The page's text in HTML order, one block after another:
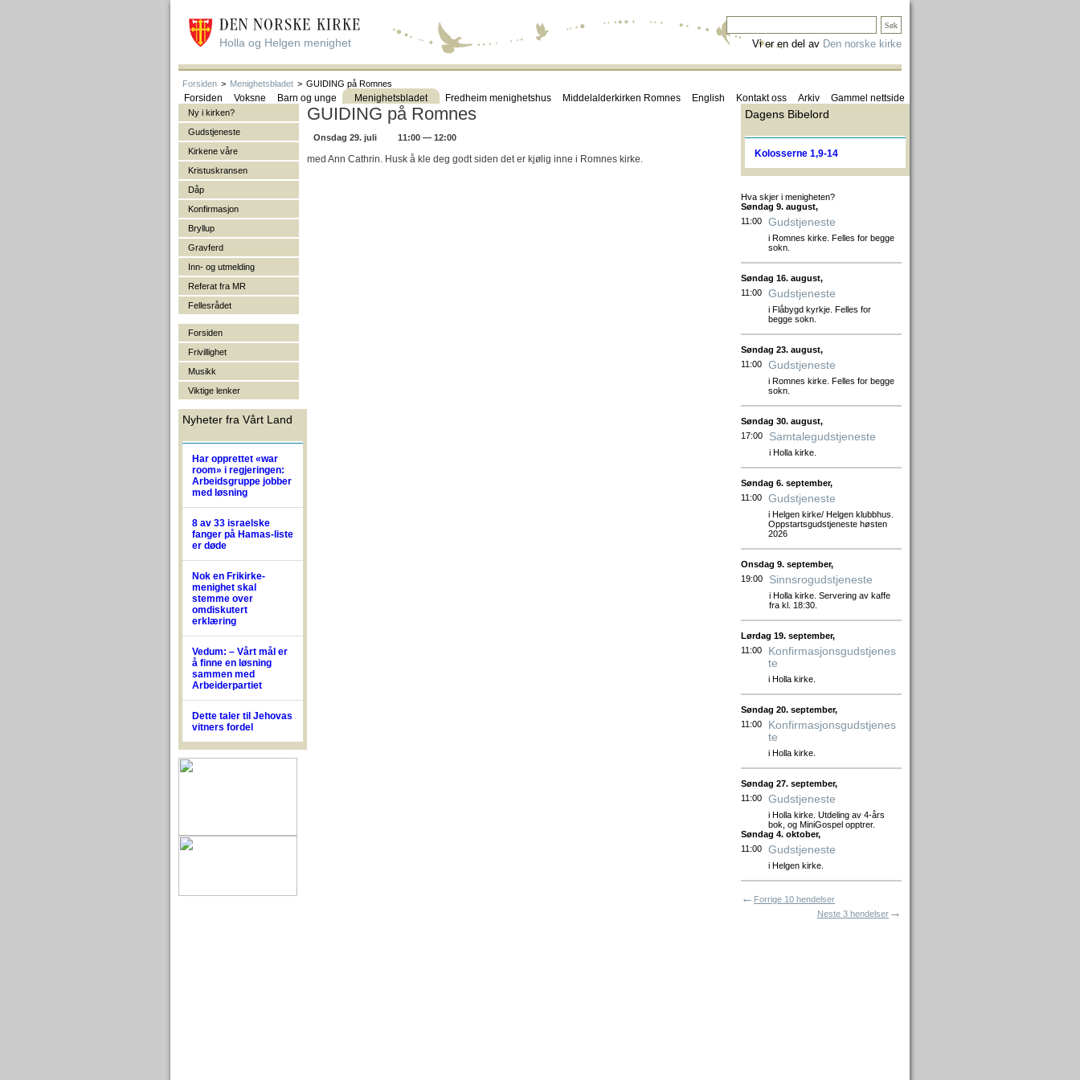
Holla og Helgen menighet Vi er en del av Den norske kirke
Forsiden > Menighetsbladet > GUIDING på Romnes
Forsiden Voksne Barn og unge Menighetsbladet Fredheim menighetshus Middelalderkirken Romnes English Kontakt oss Arkiv Gammel nettside
Ny i kirken?
Gudstjeneste
Kirkene våre
Kristuskransen
Dåp
Konfirmasjon
Bryllup
Gravferd
Inn- og utmelding
Referat fra MR
Fellesrådet
Forsiden
Frivillighet
Musikk
Viktige lenker
Nyheter fra Vårt Land
Har opprettet «war
room» i regjeringen:
Arbeidsgruppe jobber
med løsning
8 av 33 israelske
fanger på Hamas-liste
er døde
Nok en Frikirke-
menighet skal
stemme over
omdiskutert
erklæring
Vedum: – Vårt mål er
å finne en løsning
sammen med
Arbeiderpartiet
Dette taler til Jehovas
vitners fordel
GUIDING på Romnes
Onsdag 29. juli 11:00 — 12:00
med Ann Cathrin. Husk å kle deg godt siden det er kjølig inne i Romnes kirke.
Dagens Bibelord
Kolosserne 1,9-14
Hva skjer i menigheten?
Søndag 9. august,
11:00
Gudstjeneste
i Romnes kirke. Felles for begge
sokn.
Søndag 16. august,
11:00
Gudstjeneste
i Flåbygd kyrkje. Felles for
begge sokn.
Søndag 23. august,
11:00
Gudstjeneste
i Romnes kirke. Felles for begge
sokn.
Søndag 30. august,
17:00
Samtalegudstjeneste
i Holla kirke.
Søndag 6. september,
11:00
Gudstjeneste
i Helgen kirke/ Helgen klubbhus.
Oppstartsgudstjeneste høsten
2026
Onsdag 9. september,
19:00
Sinnsrogudstjeneste
i Holla kirke. Servering av kaffe
fra kl. 18:30.
Lørdag 19. september,
11:00
Konfirmasjonsgudstjenes
te
i Holla kirke.
Søndag 20. september,
11:00
Konfirmasjonsgudstjenes
te
i Holla kirke.
Søndag 27. september,
11:00
Gudstjeneste
i Holla kirke. Utdeling av 4-års
bok, og MiniGospel opptrer.
Søndag 4. oktober,
11:00
Gudstjeneste
i Helgen kirke.
← Forrige 10 hendelser
Neste 3 hendelser →